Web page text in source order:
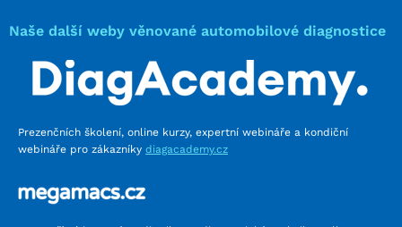
Naše další weby věnované automobilové diagnostice
Prezenčních školení, online kurzy, expertní webináře a kondiční
webináře pro zákazníky diagacademy.cz